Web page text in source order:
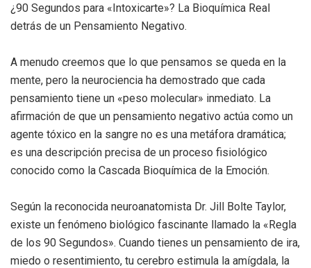
¿90 Segundos para «Intoxicarte»? La Bioquímica Real
detrás de un Pensamiento Negativo.
A menudo creemos que lo que pensamos se queda en la
mente, pero la neurociencia ha demostrado que cada
pensamiento tiene un «peso molecular» inmediato. La
afirmación de que un pensamiento negativo actúa como un
agente tóxico en la sangre no es una metáfora dramática;
es una descripción precisa de un proceso fisiológico
conocido como la Cascada Bioquímica de la Emoción.
Según la reconocida neuroanatomista Dr. Jill Bolte Taylor,
existe un fenómeno biológico fascinante llamado la «Regla
de los 90 Segundos». Cuando tienes un pensamiento de ira,
miedo o resentimiento, tu cerebro estimula la amígdala, la